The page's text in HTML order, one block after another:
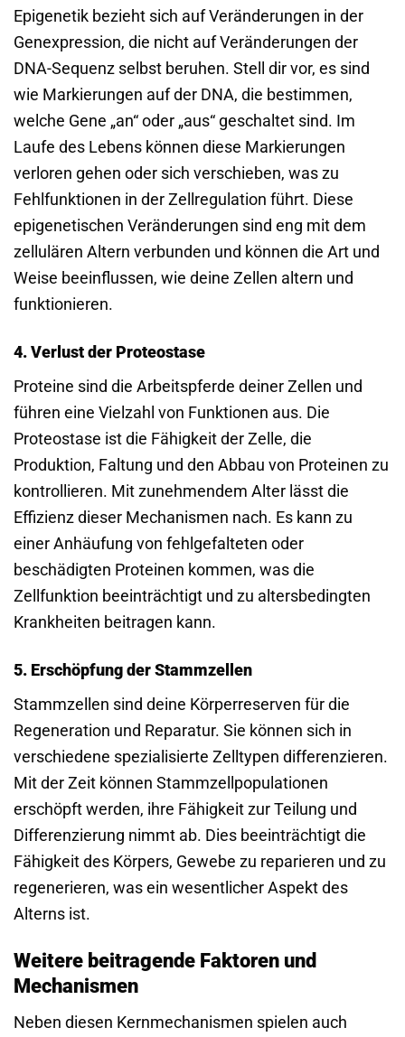
Epigenetik bezieht sich auf Veränderungen in der
Genexpression, die nicht auf Veränderungen der
DNA-Sequenz selbst beruhen. Stell dir vor, es sind
wie Markierungen auf der DNA, die bestimmen,
welche Gene „an“ oder „aus“ geschaltet sind. Im
Laufe des Lebens können diese Markierungen
verloren gehen oder sich verschieben, was zu
Fehlfunktionen in der Zellregulation führt. Diese
epigenetischen Veränderungen sind eng mit dem
zellulären Altern verbunden und können die Art und
Weise beeinflussen, wie deine Zellen altern und
funktionieren.
4. Verlust der Proteostase
Proteine sind die Arbeitspferde deiner Zellen und
führen eine Vielzahl von Funktionen aus. Die
Proteostase ist die Fähigkeit der Zelle, die
Produktion, Faltung und den Abbau von Proteinen zu
kontrollieren. Mit zunehmendem Alter lässt die
Effizienz dieser Mechanismen nach. Es kann zu
einer Anhäufung von fehlgefalteten oder
beschädigten Proteinen kommen, was die
Zellfunktion beeinträchtigt und zu altersbedingten
Krankheiten beitragen kann.
5. Erschöpfung der Stammzellen
Stammzellen sind deine Körperreserven für die
Regeneration und Reparatur. Sie können sich in
verschiedene spezialisierte Zelltypen differenzieren.
Mit der Zeit können Stammzellpopulationen
erschöpft werden, ihre Fähigkeit zur Teilung und
Differenzierung nimmt ab. Dies beeinträchtigt die
Fähigkeit des Körpers, Gewebe zu reparieren und zu
regenerieren, was ein wesentlicher Aspekt des
Alterns ist.
Weitere beitragende Faktoren und
Mechanismen
Neben diesen Kernmechanismen spielen auch